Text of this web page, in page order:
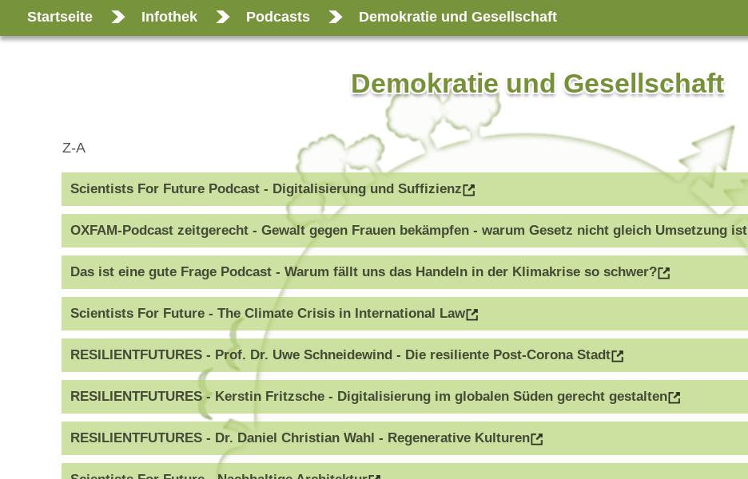
Startseite Infothek Podcasts Demokratie und Gesellschaft
Demokratie und Gesellschaft
Z-A
Scientists For Future Podcast - Digitalisierung und Suffizienz
OXFAM-Podcast zeitgerecht - Gewalt gegen Frauen bekämpfen - warum Gesetz nicht gleich Umsetzung ist
Das ist eine gute Frage Podcast - Warum fällt uns das Handeln in der Klimakrise so schwer?
Scientists For Future - The Climate Crisis in International Law
RESILIENTFUTURES - Prof. Dr. Uwe Schneidewind - Die resiliente Post-Corona Stadt
RESILIENTFUTURES - Kerstin Fritzsche - Digitalisierung im globalen Süden gerecht gestalten
RESILIENTFUTURES - Dr. Daniel Christian Wahl - Regenerative Kulturen